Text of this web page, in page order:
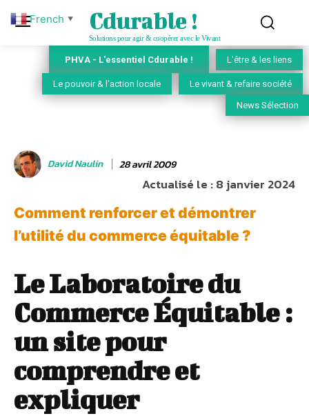
Cdurable !
Solutions pour agir & coopérer avec le Vivant
PHVA - L'essentiel Cdurable ! L'être & les liens
Le pouvoir & l'action locale Le vivant & refaire société
News Sélection
David Naulin 28 avril 2009
Actualisé le :8 janvier 2024
Comment renforcer et démontrer
l’utilité du commerce équitable ?
Le Laboratoire du
Commerce Équitable :
un site pour
comprendre et
expliquer
French ▼